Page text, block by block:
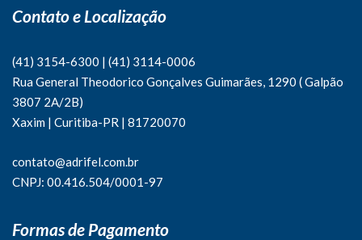
Contato e Localização
(41) 3154-6300 | (41) 3114-0006
Rua General Theodorico Gonçalves Guimarães, 1290 ( Galpão
3807 2A/2B)
Xaxim | Curitiba-PR | 81720070
contato@adrifel.com.br
CNPJ: 00.416.504/0001-97
Formas de Pagamento